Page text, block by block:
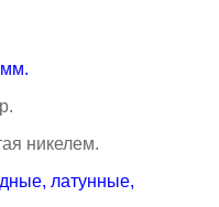
мм.
никелем.
латунные,